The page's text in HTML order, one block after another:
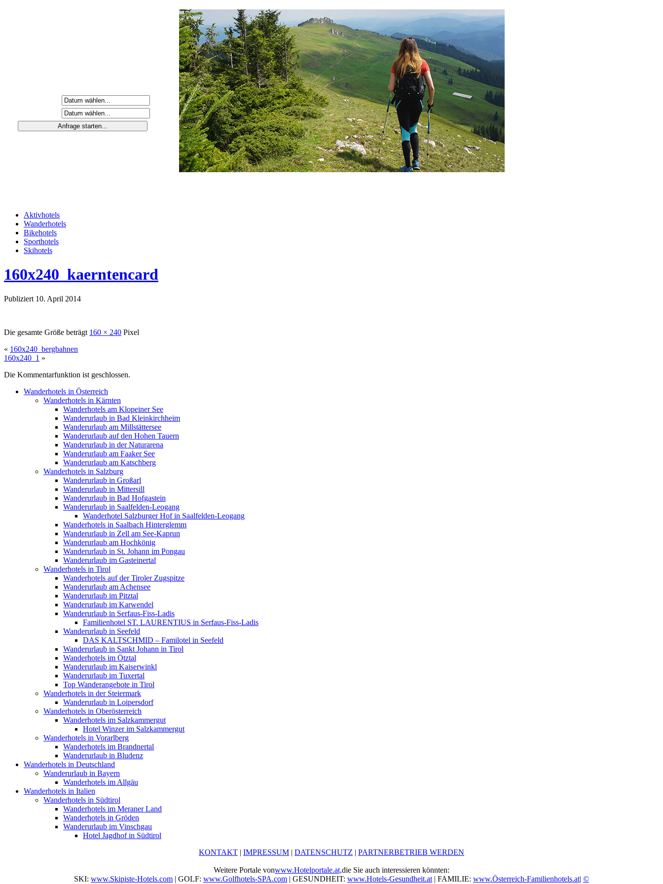
Aktivhotels
Wanderhotels
Bikehotels
Sporthotels
Skihotels
160x240_kaerntencard
Publiziert 10. April 2014
Die gesamte Größe beträgt 160 × 240 Pixel
« 160x240_bergbahnen
160x240_1 »
Die Kommentarfunktion ist geschlossen.
Wanderhotels in Österreich
Wanderhotels in Kärnten
Wanderhotels am Klopeiner See
Wanderurlaub in Bad Kleinkirchheim
Wanderurlaub am Millstättersee
Wanderurlaub auf den Hohen Tauern
Wanderurlaub in der Naturarena
Wanderurlaub am Faaker See
Wanderurlaub am Katschberg
Wanderhotels in Salzburg
Wanderurlaub in Großarl
Wanderurlaub in Mittersill
Wanderurlaub in Bad Hofgastein
Wanderurlaub in Saalfelden-Leogang
Wanderhotel Salzburger Hof in Saalfelden-Leogang
Wanderhotels in Saalbach Hinterglemm
Wanderurlaub in Zell am See-Kaprun
Wanderurlaub am Hochkönig
Wanderurlaub in St. Johann im Pongau
Wanderurlaub im Gasteinertal
Wanderhotels in Tirol
Wanderhotels auf der Tiroler Zugspitze
Wanderurlaub am Achensee
Wanderurlaub im Pitztal
Wanderurlaub im Karwendel
Wanderurlaub in Serfaus-Fiss-Ladis
Familienhotel ST. LAURENTIUS in Serfaus-Fiss-Ladis
Wanderurlaub in Seefeld
DAS KALTSCHMID – Familotel in Seefeld
Wanderurlaub in Sankt Johann in Tirol
Wanderhotels im Ötztal
Wanderurlaub im Kaiserwinkl
Wanderurlaub im Tuxertal
Top Wanderangebote in Tirol
Wanderhotels in der Steiermark
Wanderurlaub in Loipersdorf
Wanderhotels in Oberösterreich
Wanderhotels im Salzkammergut
Hotel Winzer im Salzkammergut
Wanderhotels in Vorarlberg
Wanderhotels im Brandnertal
Wanderurlaub in Bludenz
Wanderhotels in Deutschland
Wanderurlaub in Bayern
Wanderhotels im Allgäu
Wanderhotels in Italien
Wanderhotels in Südtirol
Wanderhotels im Meraner Land
Wanderhotels in Gröden
Wanderurlaub im Vinschgau
Hotel Jagdhof in Südtirol
KONTAKT | IMPRESSUM | DATENSCHUTZ | PARTNERBETRIEB WERDEN
Weitere Portale vonwww.Hotelportale.at,die Sie auch interessieren könnten:
SKI: www.Skipiste-Hotels.com | GOLF: www.Golfhotels-SPA.com | GESUNDHEIT: www.Hotels-Gesundheit.at | FAMILIE: www.Österreich-Familienhotels.at| ©